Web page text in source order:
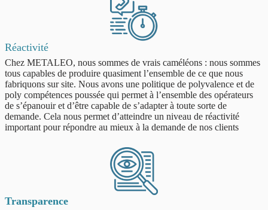
Réactivité
Chez METALEO, nous sommes de vrais caméléons : nous sommes
tous capables de produire quasiment l’ensemble de ce que nous
fabriquons sur site. Nous avons une politique de polyvalence et de
poly compétences poussée qui permet à l’ensemble des opérateurs
de s’épanouir et d’être capable de s’adapter à toute sorte de
demande. Cela nous permet d’atteindre un niveau de réactivité
important pour répondre au mieux à la demande de nos clients
Transparence